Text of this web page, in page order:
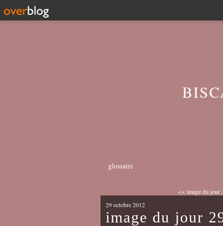
glossaire
<< image du jour
29 octobre 2012
image du jour